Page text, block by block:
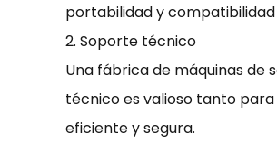
portabilidad y compatibilidad
2. Soporte técnico
Una fábrica de máquinas de
técnico es valioso tanto
eficiente y segura.